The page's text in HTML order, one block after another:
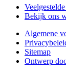
Bekijk ons
Algemene
Sitemap
Ontwerp